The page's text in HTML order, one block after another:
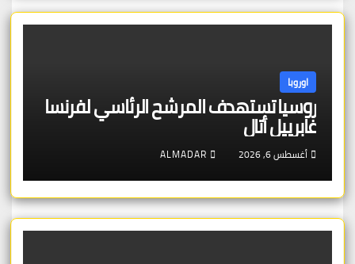
اوروبا
روسيا تستهدف المرشح الرئاسي لفرنسا
غابرييل أتال
أغسطس 6, 2026 ALMADAR